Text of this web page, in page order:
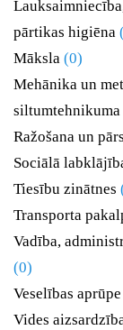
pārtikas higiēna
Māksla (0)
Mehānika un
Ražošana un
Sociālā
Tiesību zinātnes
Transporta
Vadība,
(0)
Veselības aprūpe
Vides